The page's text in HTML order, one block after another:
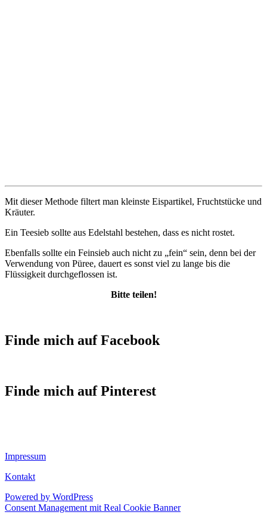
Mit dieser Methode filtert man kleinste Eispartikel, Fruchtstücke und
Kräuter.
Ein Teesieb sollte aus Edelstahl bestehen, dass es nicht rostet.
Ebenfalls sollte ein Feinsieb auch nicht zu „fein“ sein, denn bei der
Verwendung von Püree, dauert es sonst viel zu lange bis die
Flüssigkeit durchgeflossen ist.
Bitte teilen!
Finde mich auf Facebook
Finde mich auf Pinterest
Impressum
Kontakt
Powered by WordPress
Consent Management mit Real Cookie Banner